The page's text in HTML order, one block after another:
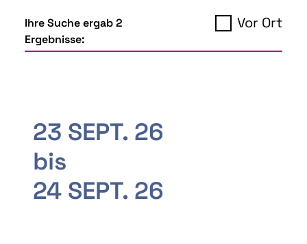
Ihre Suche ergab 2
Ergebnisse:
Vor Ort
23 SEPT. 26
bis
24 SEPT. 26